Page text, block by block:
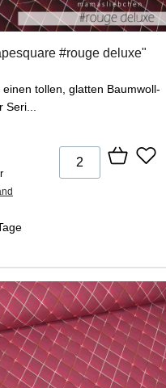
#rouge deluxe"
tollen, glatten Baumwoll-